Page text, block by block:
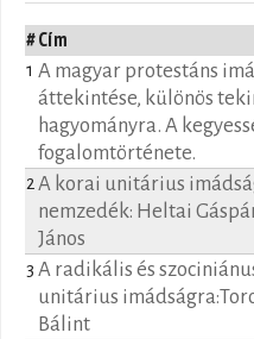
#Cím
1 A magyar protestáns
áttekintése, különös
hagyományra. A
fogalomtörténete.
2 A korai unitárius
nemzedék: Heltai
János
3 A radikális és
unitárius
Bálint